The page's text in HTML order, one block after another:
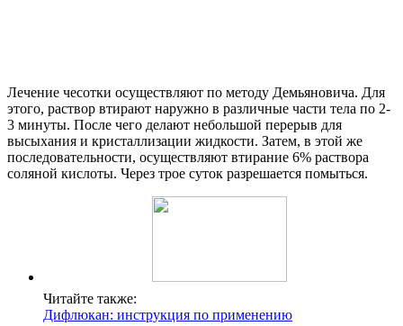
Лечение чесотки осуществляют по методу Демьяновича. Для
этого, раствор втирают наружно в различные части тела по 2-
3 минуты. После чего делают небольшой перерыв для
высыхания и кристаллизации жидкости. Затем, в этой же
последовательности, осуществляют втирание 6% раствора
соляной кислоты. Через трое суток разрешается помыться.
Читайте также:
Дифлюкан: инструкция по применению